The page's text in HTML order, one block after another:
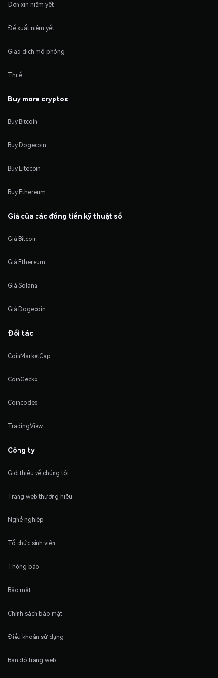
Đơn xin niêm yết
Đề xuất niêm yết
Giao dịch mô phỏng
Thuế
Buy more cryptos
Buy Bitcoin
Buy Dogecoin
Buy Litecoin
Buy Ethereum
Giá của các đồng tiền kỹ thuật số
Giá Bitcoin
Giá Ethereum
Giá Solana
Giá Dogecoin
Đối tác
CoinMarketCap
CoinGecko
Coincodex
TradingView
Công ty
Giới thiệu về chúng tôi
Trang web thương hiệu
Nghề nghiệp
Tổ chức sinh viên
Thông báo
Bảo mật
Chính sách bảo mật
Điều khoản sử dụng
Bản đồ trang web